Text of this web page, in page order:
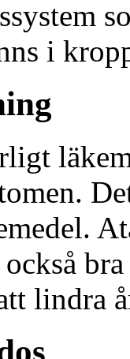
i
lindra